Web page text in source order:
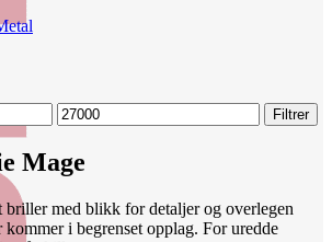
Makspris Filtrer
Mage
briller med blikk for detaljer og overlegen
i begrenset opplag. For uredde